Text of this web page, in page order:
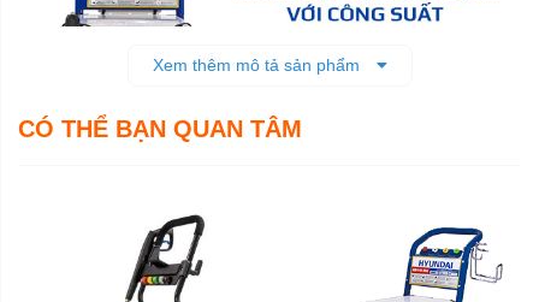
Hiệu quả xịt rửa vượt trội
Xem thêm mô tả sản phẩm
CÓ THỂ BẠN QUAN TÂM